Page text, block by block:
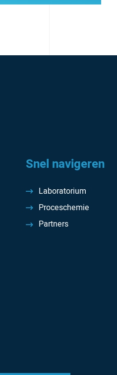
Snel navigeren
Laboratorium
Proceschemie
Partners